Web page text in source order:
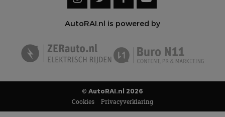
AutoRAI.nl is powered by
© AutoRAI.nl 2026
Cookies Privacyverklaring